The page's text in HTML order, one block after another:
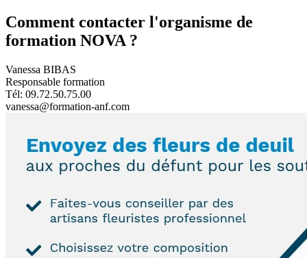
Comment contacter l'organisme de
formation NOVA ?
Vanessa BIBAS
Responsable formation
Tél: 09.72.50.75.00
vanessa@formation-anf.com